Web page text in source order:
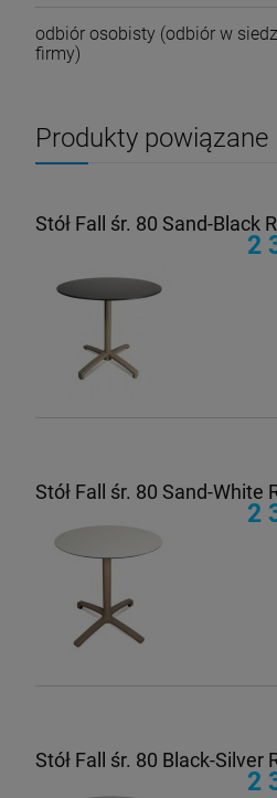
odbiór osobisty (odbiór w
firmy)
Produkty powiązane
Stół Fall śr. 80 Sand-Black
2
Stół Fall śr. 80 Sand-White
2
Stół Fall śr. 80 Black-Silver
2